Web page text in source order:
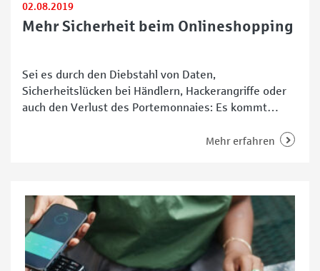
02.08.2019
Mehr Sicherheit beim Onlineshopping
Sei es durch den Diebstahl von Daten,
Sicherheitslücken bei Händlern, Hackerangriffe oder
auch den Verlust des Portemonnaies: Es kommt
im Internet widerrechtlich einkaufen. Um dem
ab dem 14. September
Mehr erfahren